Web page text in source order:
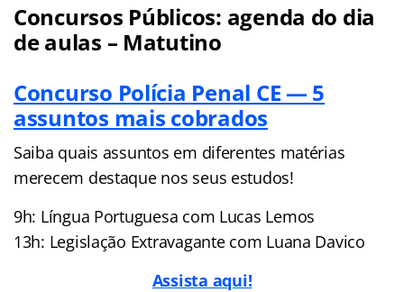
Concursos Públicos: agenda do dia
de aulas – Matutino
Concurso Polícia Penal CE — 5
assuntos mais cobrados
Saiba quais assuntos em diferentes matérias
merecem destaque nos seus estudos!
9h: Língua Portuguesa com Lucas Lemos
13h: Legislação Extravagante com Luana Davico
Assista aqui!